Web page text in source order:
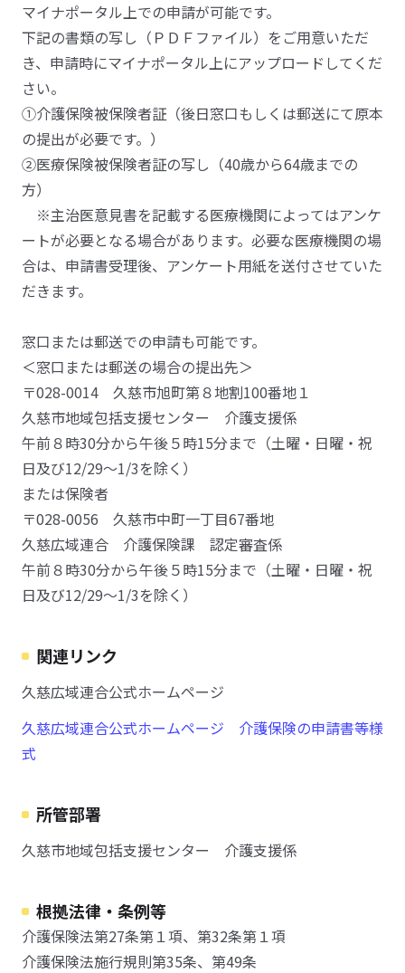
マイナポータル上での申請が可能です。
下記の書類の写し（ＰＤＦファイル）をご用意いただ
き、申請時にマイナポータル上にアップロードしてくだ
さい。
①介護保険被保険者証（後日窓口もしくは郵送にて原本
の提出が必要です。）
②医療保険被保険者証の写し（40歳から64歳までの
方）
※主治医意見書を記載する医療機関によってはアンケ
ートが必要となる場合があります。必要な医療機関の場
合は、申請書受理後、アンケート用紙を送付させていた
だきます。
窓口または郵送での申請も可能です。
＜窓口または郵送の場合の提出先＞
〒028-0014 久慈市旭町第８地割100番地１
久慈市地域包括支援センター 介護支援係
午前８時30分から午後５時15分まで（土曜・日曜・祝
日及び12/29～1/3を除く）
または保険者
〒028-0056 久慈市中町一丁目67番地
久慈広域連合 介護保険課 認定審査係
午前８時30分から午後５時15分まで（土曜・日曜・祝
日及び12/29～1/3を除く）
関連リンク
久慈広域連合公式ホームページ
久慈広域連合公式ホームページ 介護保険の申請書等様
式
所管部署
久慈市地域包括支援センター 介護支援係
根拠法律・条例等
介護保険法第27条第１項、第32条第１項
介護保険法施行規則第35条、第49条